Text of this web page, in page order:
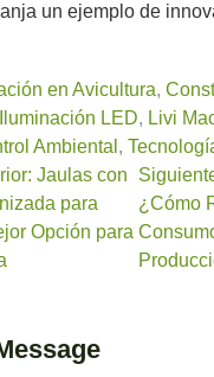
un ejemplo de
en Avicultura,
Iluminación LED, Livi
Ambiental ,
Jaulas con
para
Opción para
¿Cómo